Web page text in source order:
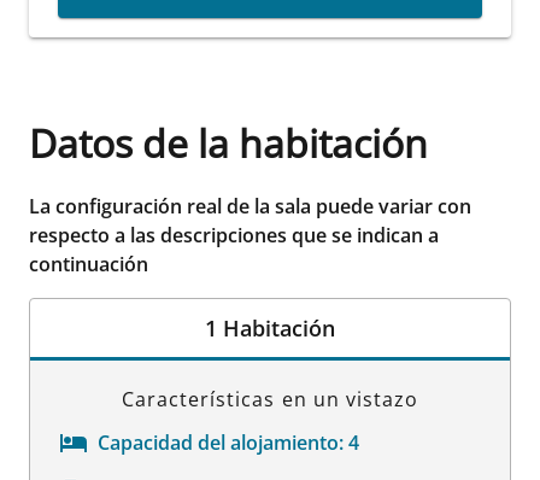
Datos de la habitación
La configuración real de la sala puede variar con
respecto a las descripciones que se indican a
continuación
1 Habitación
Características en un vistazo
Capacidad del alojamiento:4